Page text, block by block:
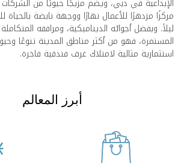
مزدهرًا للأعمال نهارًا ووجهة نابضة بالحياة
وبفضل أجوائه الديناميكية، ومرافقه المتكاملة
فهو من أكثر مناطق المدينة تنوعًا
مثالية لامتلاك غرف فندقية فاخرة.
أبرز المعالم